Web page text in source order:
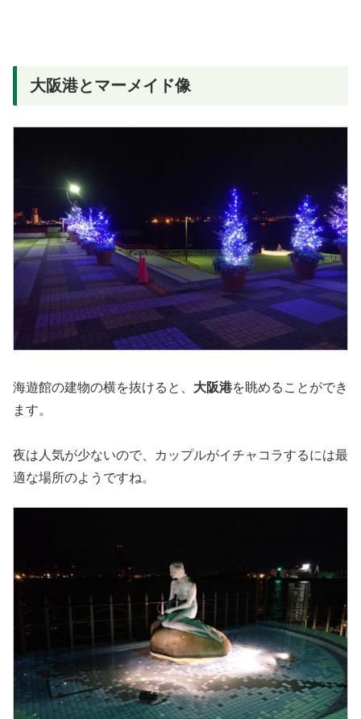
大阪港とマーメイド像
海遊館の建物の横を抜けると、 大阪港を眺めることができ
ます。
夜は人気が少ないので、カップルがイチャコラするには最
適な場所のようですね。